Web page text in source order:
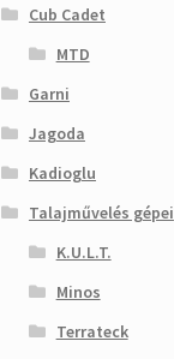
Cub Cadet
MTD
Garni
Jagoda
Kadioglu
Talajművelés gépei
K.U.L.T.
Minos
Terrateck